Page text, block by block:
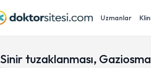
Uzmanlar
Sinir tuzaklanması,